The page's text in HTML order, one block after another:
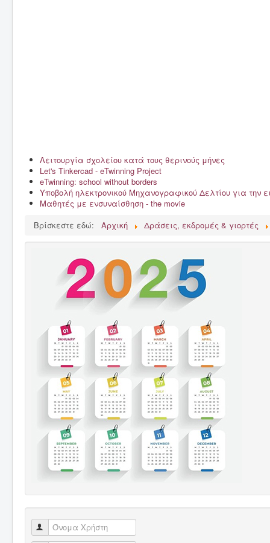
Λειτουργία σχολείου κατά τους θερινούς μήνες
Let's Tinkercad - eTwinning Project
eTwinning: school without borders
Υποβολή ηλεκτρονικού Μηχανογραφικού Δελτίου για
Μαθητές με ενσυναίσθηση - the movie
Βρίσκεστε εδώ:
Αρχική Δράσεις, εκδρομές & γιορτές
Όνομα Χρήστη